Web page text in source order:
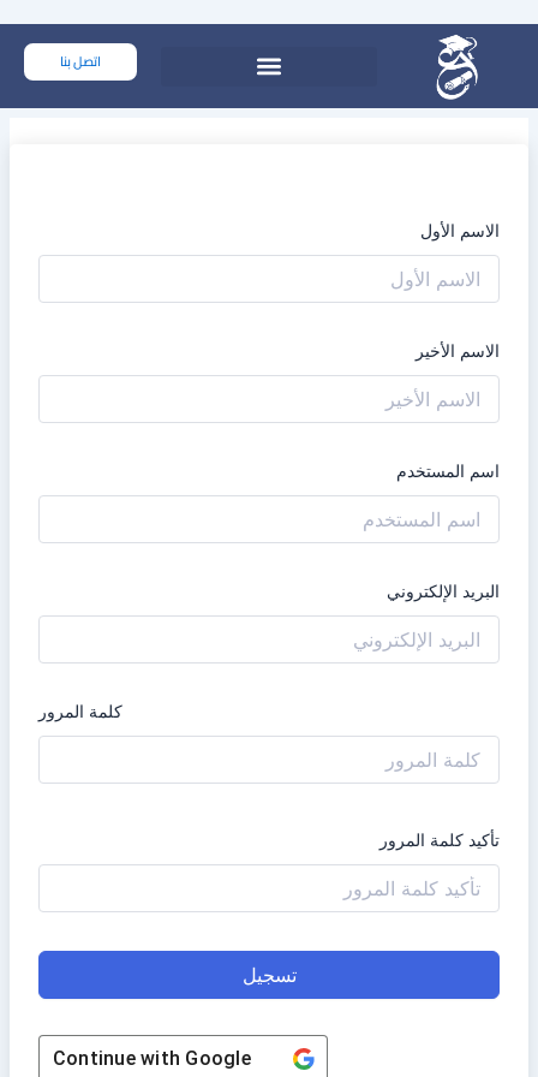
المحتوى
اتصل بنا
الاسم الأول
الاسم الأخير
اسم المستخدم
البريد الإلكتروني
كلمة المرور
تأكيد كلمة المرور
تسجيل
Continue with Google